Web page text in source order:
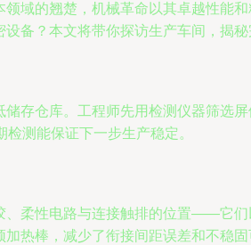
域的翘楚，机械革命以其卓越性能
备？本文将带你探访生产车间，揭秘
存仓库。工程师先用检测仪器筛选
测能保证下一步生产稳定。
柔性电路与连接触排的位置——它
热棒，减少了衔接间距误差和不稳固